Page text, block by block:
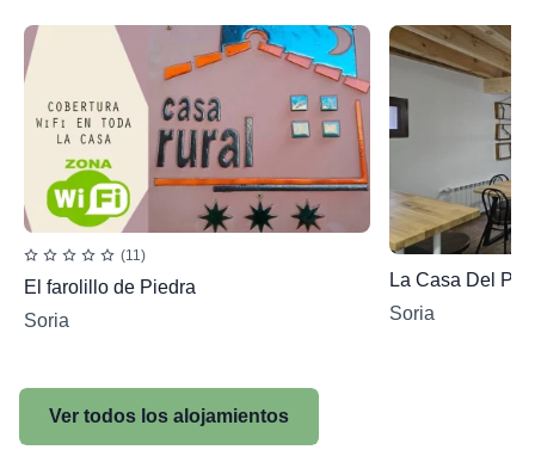
(11)
El farolillo de Piedra
Soria
La Casa Del
Soria
Ver todos los alojamientos